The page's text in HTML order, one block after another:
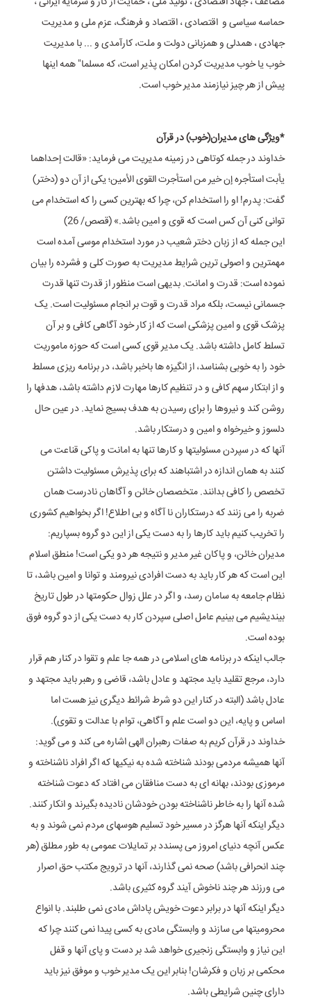
حماسه سیاسی و اقتصادی ، اقتصاد و فرهنگ، عزم ملی و مدیریت
جهادی ، همدلی و همزبانی دولت و ملت، کارآمدی و ... با مدیریت
خوب یا خوب مدیریت کردن امکان پذیر است، که مسلما" همه اینها
پیش از هر چیز نیازمند مدیر خوب است.
*ویژگی های مدیران(خوب) در قرآن
خداوند در جمله کوتاهی در زمینه مدیریت می فرماید: «قالت إحداهما
یأبت استأجره إن خیر من استأجرت القوی الأمین؛ یکی از آن دو (دختر)
گفت: پدرم! او را استخدام کن، چرا که بهترین کسی را که استخدام می
توانی کنی آن کس است که قوی و امین باشد.» (قصص/ 26)
این جمله که از زبان دختر شعیب در مورد استخدام موسی آمده است
مهمترین و اصولی ترین شرایط مدیریت به صورت کلی و فشرده را بیان
نموده است: قدرت و امانت. بدیهی است منظور از قدرت تنها قدرت
جسمانی نیست، بلکه مراد قدرت و قوت بر انجام مسئولیت است. یک
پزشک قوی و امین پزشکی است که از کار خود آگاهی کافی و بر آن
تسلط کامل داشته باشد. یک مدیر قوی کسی است که حوزه ماموریت
خود را به خوبی بشناسد، از انگیزه ها باخبر باشد، در برنامه ریزی مسلط
و از ابتکار سهم کافی و در تنظیم کارها مهارت لازم داشته باشد، هدفها را
روشن کند و نیروها را برای رسیدن به هدف بسیج نماید. در عین حال
دلسوز و خیرخواه و امین و درستکار باشد.
آنها که در سپردن مسئولیتها و کارها تنها به امانت و پاکی قناعت می
کنند به همان اندازه در اشتباهند که برای پذیرش مسئولیت داشتن
تخصص را کافی بدانند. متخصصان خائن و آگاهان نادرست همان
ضربه را می زنند که درستکاران نا آگاه و بی اطلاع! اگر بخواهیم کشوری
را تخریب کنیم باید کارها را به دست یکی از این دو گروه بسپاریم:
مدیران خائن، و پاکان غیر مدیر و نتیجه هر دو یکی است! منطق اسلام
این است که هر کار باید به دست افرادی نیرومند و توانا و امین باشد، تا
نظام جامعه به سامان رسد، و اگر در علل زوال حکومتها در طول تاریخ
بیندیشیم می بینیم عامل اصلی سپردن کار به دست یکی از دو گروه فوق
بوده است.
جالب اینکه در برنامه های اسلامی در همه جا علم و تقوا در کنار هم قرار
دارد، مرجع تقلید باید مجتهد و عادل باشد، قاضی و رهبر باید مجتهد و
عادل باشد (البته در کنار این دو شرط شرائط دیگری نیز هست اما
اساس و پایه، این دو است علم و آگاهی، توام با عدالت و تقوی).
خداوند در قرآن کریم به صفات رهبران الهی اشاره می کند و می گوید:
آنها همیشه مردمی بودند شناخته شده به نیکیها که اگر افراد ناشناخته و
مرموزی بودند، بهانه ای به دست منافقان می افتاد که دعوت شناخته
شده آنها را به خاطر ناشناخته بودن خودشان نادیده بگیرند و انکار کنند.
دیگر اینکه آنها هرگز در مسیر خود تسلیم هوسهای مردم نمی شوند و به
عکس آنچه دنیای امروز می پسندد بر تمایلات عمومی به طور مطلق (هر
چند انحرافی باشد) صحه نمی گذارند، آنها در ترویج مکتب حق اصرار
می ورزند هر چند ناخوش آیند گروه کثیری باشد.
دیگر اینکه آنها در برابر دعوت خویش پاداش مادی نمی طلبند. با انواع
محرومیتها می سازند و وابستگی مادی به کسی پیدا نمی کنند چرا که
این نیاز و وابستگی زنجیری خواهد شد بر دست و پای آنها و قفل
محکمی بر زبان و فکرشان! بنابر این یک مدیر خوب و موفق نیز باید
دارای چنین شرایطی باشد.